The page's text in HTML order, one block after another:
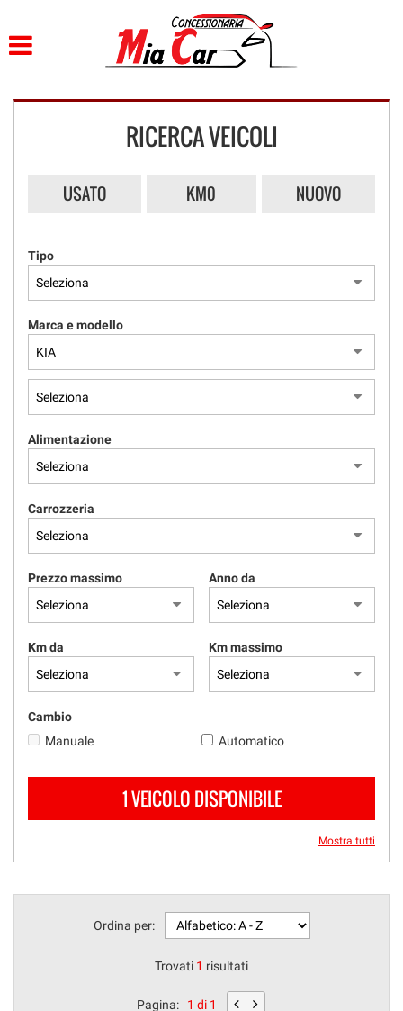
ASSISTENZA
RICERCA VEICOLI
USATO KM0 NUOVO
Tipo
Marca e modello
Alimentazione
Carrozzeria
Prezzo massimo Anno da
Km da Km massimo
Cambio
Manuale
Automatico
1 VEICOLO DISPONIBILE
Mostra tutti
Ordina per:
Trovati 1 risultati
Pagina: 1 di 1